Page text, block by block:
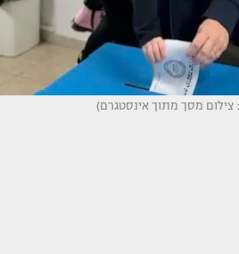
צילום מסך מתוך אינסטגרם)